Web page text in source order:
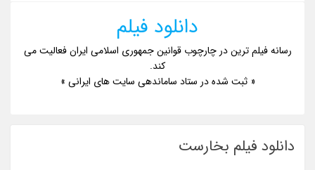
دانلود فیلم
رسانه فیلم ترین در چارچوب قوانین جمهوری اسلامی ایران فعالیت می
کند.
« ثبت شده در ستاد ساماندهی سایت های ایرانی »
دانلود فیلم بخارست